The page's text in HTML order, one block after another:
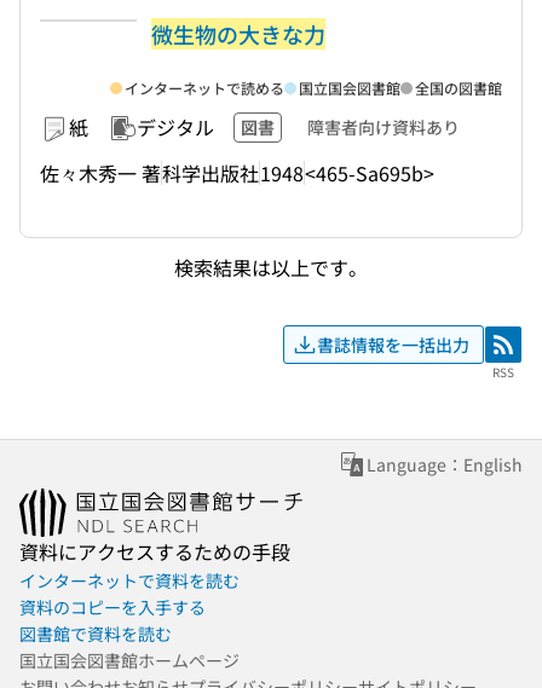
微生物の大きな力
紙 デジタル 図書 障害者向け資料あり
佐々木秀一 著科学出版社1948<465-Sa695b>
インターネットで読める 国立国会図書館 全国の図書館
検索結果は以上です。
書誌情報を一括出力 RSS
RSS
Language：English
資料にアクセスするための手段
インターネットで資料を読む
資料のコピーを入手する
図書館で資料を読む
国立国会図書館ホームページ